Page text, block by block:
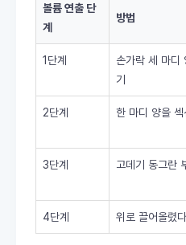
볼륨 연출 단
계
방법
1단계
손가락 세 마디
기
2단계 한 마디 양을 섹
3단계 고데기 동그란
4단계 위로 끌어올렸